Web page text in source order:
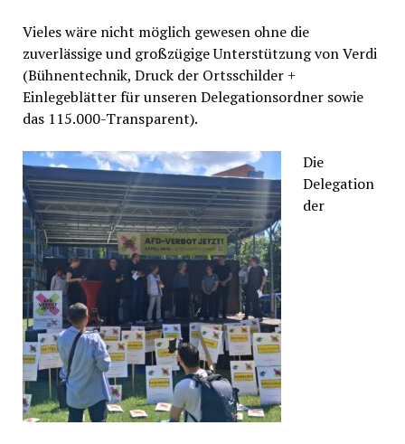
Vieles wäre nicht möglich gewesen ohne die
zuverlässige und großzügige Unterstützung von Verdi
(Bühnentechnik, Druck der Ortsschilder +
Einlegeblätter für unseren Delegationsordner sowie
das 115.000-Transparent).
Die
Delegation
der